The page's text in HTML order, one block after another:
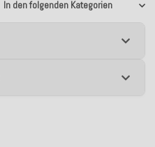
In den folgenden Kategorien